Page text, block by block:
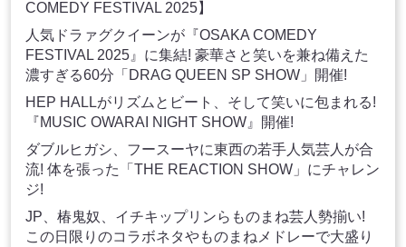
COMEDY FESTIVAL 2025】
人気ドラァグクイーンが『OSAKA COMEDY
FESTIVAL 2025』に集結! 豪華さと笑いを兼ね備えた
濃すぎる60分「DRAG QUEEN SP SHOW」開催!
HEP HALLがリズムとビート、そして笑いに包まれる!
『MUSIC OWARAI NIGHT SHOW』開催!
ダブルヒガシ、フースーヤに東西の若手人気芸人が合
流! 体を張った「THE REACTION SHOW」にチャレン
ジ!
JP、椿鬼奴、イチキップリンらものまね芸人勢揃い!
この日限りのコラボネタやものまねメドレーで大盛り